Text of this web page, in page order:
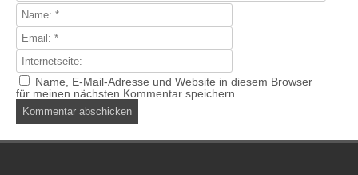
Name, E-Mail-Adresse und Website in diesem Browser
für meinen nächsten Kommentar speichern.